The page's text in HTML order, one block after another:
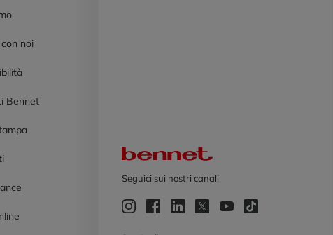
noi
Bennet
Seguici sui nostri canali